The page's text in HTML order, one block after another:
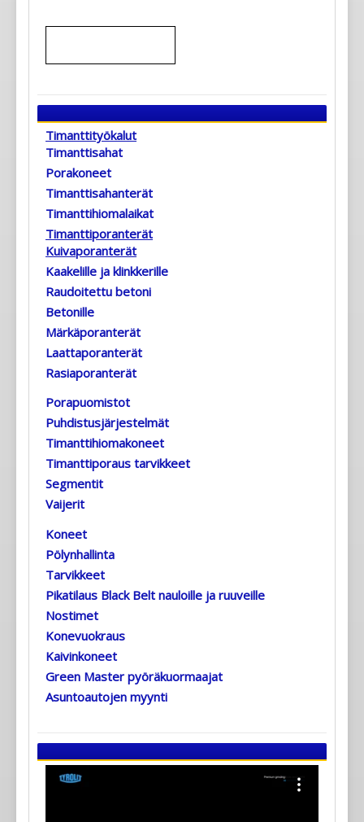
Timanttityökalut
Timanttisahat
Porakoneet
Timanttisahanterät
Timanttihiomalaikat
Timanttiporanterät
Kuivaporanterät
Kaakelille ja klinkkerille
Raudoitettu betoni
Betonille
Märkäporanterät
Laattaporanterät
Rasiaporanterät
Porapuomistot
Puhdistusjärjestelmät
Timanttihiomakoneet
Timanttiporaus tarvikkeet
Segmentit
Vaijerit
Koneet
Pölynhallinta
Tarvikkeet
Pikatilaus Black Belt nauloille ja ruuveille
Nostimet
Konevuokraus
Kaivinkoneet
Green Master pyöräkuormaajat
Asuntoautojen myynti